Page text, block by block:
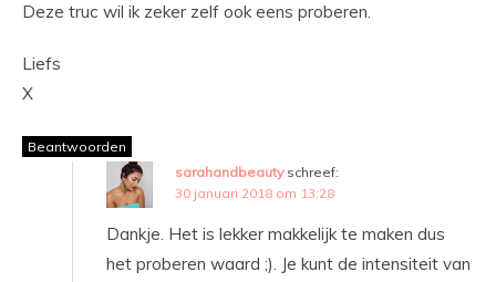
Deze truc wil ik zeker zelf ook eens proberen.
Liefs
X
Beantwoorden
sarahandbeauty schreef:
30 januari 2018 om 13:28
Dankje. Het is lekker makkelijk te maken dus
het proberen waard ;). Je kunt de intensiteit van